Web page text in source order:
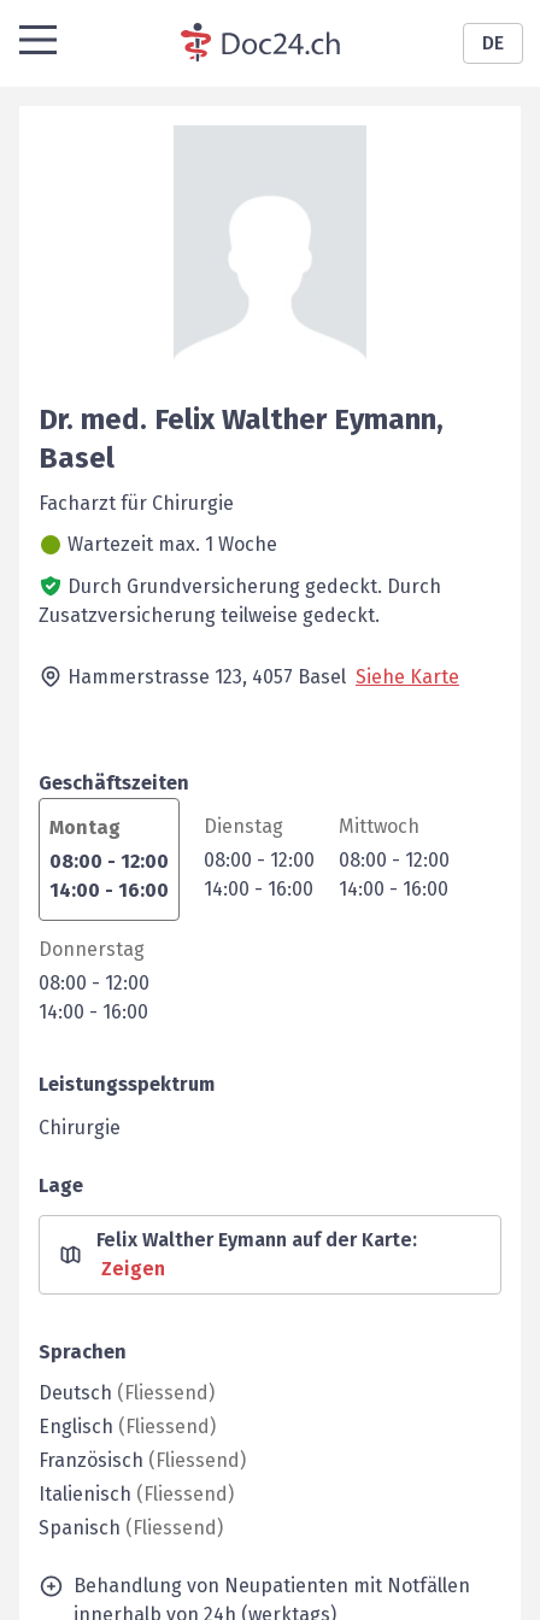
DE
Dr. med. Felix Walther Eymann,
Basel
Facharzt für Chirurgie
Wartezeit max. 1 Woche
Durch Grundversicherung gedeckt. Durch
Zusatzversicherung teilweise gedeckt.
Hammerstrasse 123, 4057 Basel Siehe Karte
Geschäftszeiten
Montag
08:00 - 12:00
14:00 - 16:00
Dienstag
08:00 - 12:00
14:00 - 16:00
Mittwoch
08:00 - 12:00
14:00 - 16:00
Donnerstag
08:00 - 12:00
14:00 - 16:00
Leistungsspektrum
Chirurgie
Lage
Felix Walther Eymann auf der Karte:
Zeigen
Sprachen
Deutsch (Fliessend)
Englisch (Fliessend)
Französisch (Fliessend)
Italienisch (Fliessend)
Spanisch (Fliessend)
Behandlung von Neupatienten mit Notfällen
innerhalb von 24h (werktags)